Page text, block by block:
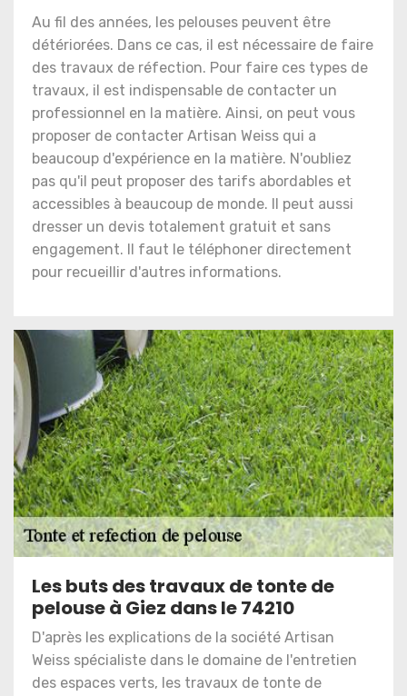
Au fil des années, les pelouses peuvent être
détériorées. Dans ce cas, il est nécessaire de faire
des travaux de réfection. Pour faire ces types de
travaux, il est indispensable de contacter un
professionnel en la matière. Ainsi, on peut vous
proposer de contacter Artisan Weiss qui a
beaucoup d'expérience en la matière. N'oubliez
pas qu'il peut proposer des tarifs abordables et
accessibles à beaucoup de monde. Il peut aussi
dresser un devis totalement gratuit et sans
engagement. Il faut le téléphoner directement
pour recueillir d'autres informations.
Les buts des travaux de tonte de
pelouse à Giez dans le 74210
D'après les explications de la société Artisan
Weiss spécialiste dans le domaine de l'entretien
des espaces verts, les travaux de tonte de